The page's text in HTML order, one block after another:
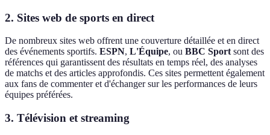
2. Sites web de sports en direct
De nombreux sites web offrent une couverture détaillée et en direct
des événements sportifs. ESPN, L'Équipe, ou BBC Sport sont des
références qui garantissent des résultats en temps réel, des analyses
de matchs et des articles approfondis. Ces sites permettent également
aux fans de commenter et d'échanger sur les performances de leurs
équipes préférées.
3. Télévision et streaming